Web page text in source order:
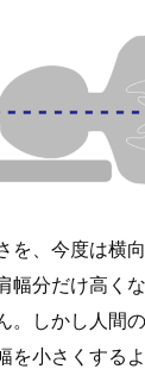
を、今度は横
幅分だけ高く
。しかし人間
を小さくする